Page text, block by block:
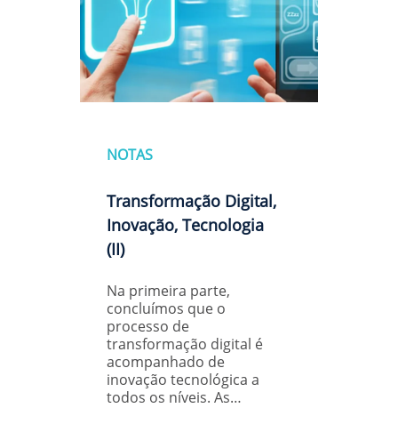
NOTAS
Transformação Digital,
Inovação, Tecnologia
(II)
Na primeira parte,
concluímos que o
processo de
transformação digital é
acompanhado de
inovação tecnológica a
todos os níveis. As…